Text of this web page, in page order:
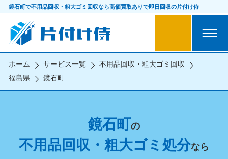
鏡石町で不用品回収・粗大ゴミ回収なら高価買取ありで即日回収の片付け侍
ホーム サービス一覧
不用品回収・粗大ゴミ回収
福島県
鏡石町
鏡石町の
不用品回収・粗大ゴミ処分なら